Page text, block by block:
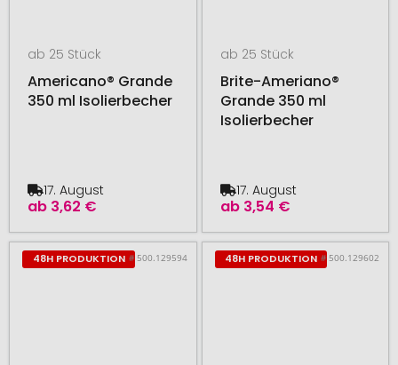
ab 25 Stück
Americano® Grande
350 ml Isolierbecher
ab 3,62 €
17. August
ab 25 Stück
Brite-Ameriano®
Grande 350 ml
Isolierbecher
ab 3,54 €
17. August
48H PRODUKTION # 500.129594 48H PRODUKTION # 500.129602